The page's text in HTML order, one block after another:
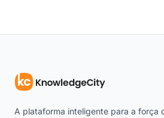
A plataforma inteligente para a